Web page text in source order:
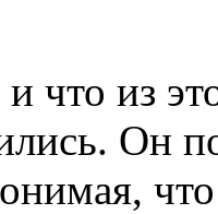
что из
Он
что